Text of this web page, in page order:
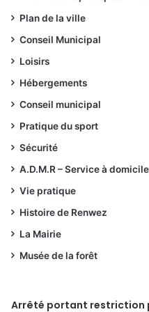
Plan de la ville
Conseil Municipal
Loisirs
Hébergements
Conseil municipal
Pratique du sport
Sécurité
A.D.M.R – Service à domicile
Vie pratique
Histoire de Renwez
La Mairie
Musée de la forêt
Arrêté portant restriction